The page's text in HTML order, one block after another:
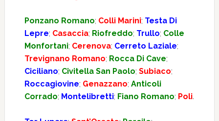
Ponzano Romano; Colli Marini; Testa Di
Lepre; Casaccia; Riofreddo; Trullo; Colle
Monfortani; Cerenova; Cerreto Laziale;
Trevignano Romano; Rocca Di Cave;
Ciciliano; Civitella San Paolo; Subiaco;
Roccagiovine; Genazzano; Anticoli
Corrado; Montelibretti; Fiano Romano; Poli.